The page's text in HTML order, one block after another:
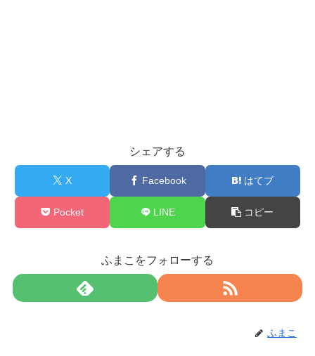
シェアする
X Facebook はてブ
Pocket LINE コピー
ふまこをフォローする
ふまこ